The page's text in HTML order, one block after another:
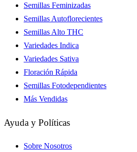
Semillas Feminizadas
Semillas Autoflorecientes
Semillas Alto THC
Variedades Indica
Variedades Sativa
Floración Rápida
Semillas Fotodependientes
Más Vendidas
Ayuda y Políticas
Sobre Nosotros